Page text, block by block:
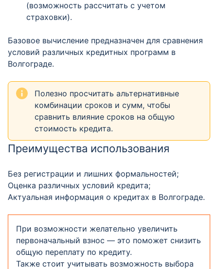
(возможность рассчитать с учетом
страховки).
Базовое вычисление предназначен для сравнения
условий различных кредитных программ в
Волгограде.
Полезно просчитать альтернативные
комбинации сроков и сумм, чтобы
сравнить влияние сроков на общую
стоимость кредита.
Преимущества использования
Без регистрации и лишних формальностей;
Оценка различных условий кредита;
Актуальная информация о кредитах в Волгограде.
При возможности желательно увеличить
первоначальный взнос — это поможет снизить
общую переплату по кредиту.
Также стоит учитывать возможность выбора